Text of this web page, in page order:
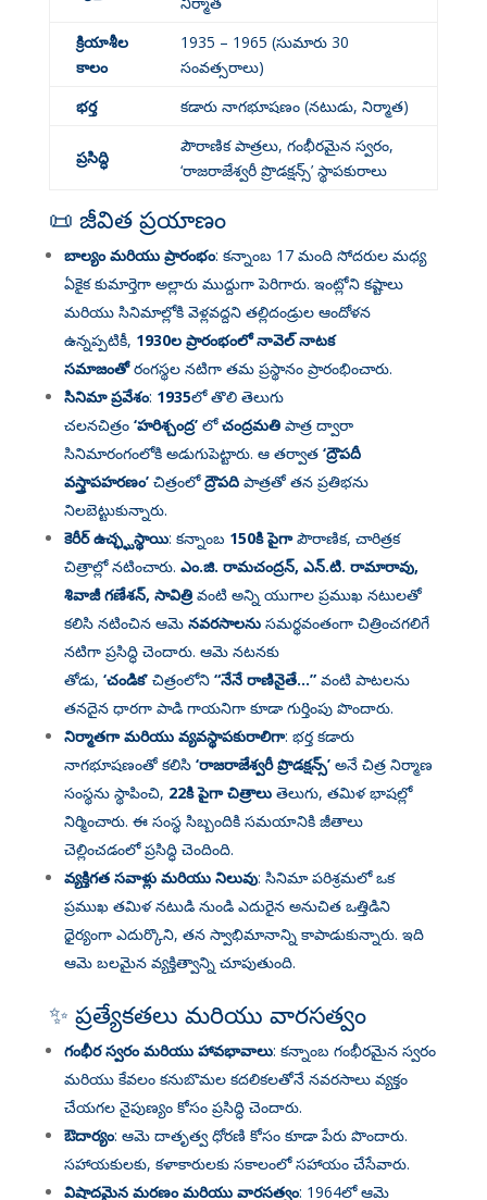
క్రియాశీల
కాలం
1935 – 1965 (సుమారు 30
సంవత్సరాలు)
భర్త
కడారు నాగభూషణం (నటుడు, నిర్మాత)
ప్రసిద్ధి
పౌరాణిక పాత్రలు, గంభీరమైన స్వరం,
‘రాజరాజేశ్వరీ ప్రొడక్షన్స్’ స్థాపకురాలు
📜 జీవిత ప్రయాణం
బాల్యం మరియు ప్రారంభం: కన్నాంబ 17 మంది సోదరుల మధ్య
ఏకైక కుమార్తెగా అల్లారు ముద్దుగా పెరిగారు. ఇంట్లోని కష్టాలు
మరియు సినిమాల్లోకి వెళ్లవద్దని తల్లిదండ్రుల ఆందోళన
ఉన్నప్పటికీ, 1930ల ప్రారంభంలో నావెల్ నాటక
సమాజంతోరంగస్థల నటిగా తమ ప్రస్థానం ప్రారంభించారు.
సినిమా ప్రవేశం: 1935లో తొలి తెలుగు
చలనచిత్రం ‘హరిశ్చంద్ర’లోచంద్రమతిపాత్ర ద్వారా
సినిమారంగంలోకి అడుగుపెట్టారు. ఆ తర్వాత ‘ద్రౌపదీ
వస్త్రాపహరణం’చిత్రంలోద్రౌపదిపాత్రతో తన ప్రతిభను
నిలబెట్టుకున్నారు.
కెరీర్ ఉచ్ఛ్ఘస్థాయి: కన్నాంబ 150కి పైగాపౌరాణిక, చారిత్రక
చిత్రాల్లో నటించారు. ఎం.జి. రామచంద్రన్, ఎన్.టి. రామారావు,
శివాజీ గణేశన్, సావిత్రివంటి అన్ని యుగాల ప్రముఖ నటులతో
కలిసి నటించిన ఆమె నవరసాలనుసమర్థవంతంగా చిత్రించగలిగే
నటిగా ప్రసిద్ధి చెందారు. ఆమె నటనకు
తోడు, ‘చండిక’చిత్రంలోని “నేనే రాణినైతే…”వంటి పాటలను
తనదైన ధారగా పాడి గాయనిగా కూడా గుర్తింపు పొందారు.
నిర్మాతగా మరియు వ్యవస్థాపకురాలిగా: భర్త కడారు
నాగభూషణంతో కలిసి ‘రాజరాజేశ్వరీ ప్రొడక్షన్స్’అనే చిత్ర నిర్మాణ
సంస్థను స్థాపించి, 22కి పైగా చిత్రాలుతెలుగు, తమిళ భాషల్లో
నిర్మించారు. ఈ సంస్థ సిబ్బందికి సమయానికి జీతాలు
చెల్లించడంలో ప్రసిద్ధి చెందింది.
వ్యక్తిగత సవాళ్లు మరియు నిలువు: సినిమా పరిశ్రమలో ఒక
ప్రముఖ తమిళ నటుడి నుండి ఎదురైన అనుచిత ఒత్తిడిని
ధైర్యంగా ఎదుర్కొని, తన స్వాభిమానాన్ని కాపాడుకున్నారు. ఇది
ఆమె బలమైన వ్యక్తిత్వాన్ని చూపుతుంది.
✨ ప్రత్యేకతలు మరియు వారసత్వం
గంభీర స్వరం మరియు హావభావాలు: కన్నాంబ గంభీరమైన స్వరం
మరియు కేవలం కనుబొమల కదలికలతోనే నవరసాలు వ్యక్తం
చేయగల నైపుణ్యం కోసం ప్రసిద్ధి చెందారు.
ఔదార్యం: ఆమె దాతృత్వ ధోరణి కోసం కూడా పేరు పొందారు.
సహాయకులకు, కళాకారులకు సకాలంలో సహాయం చేసేవారు.
విషాదమైన మరణం మరియు వారసత్వం: 1964లో ఆమె